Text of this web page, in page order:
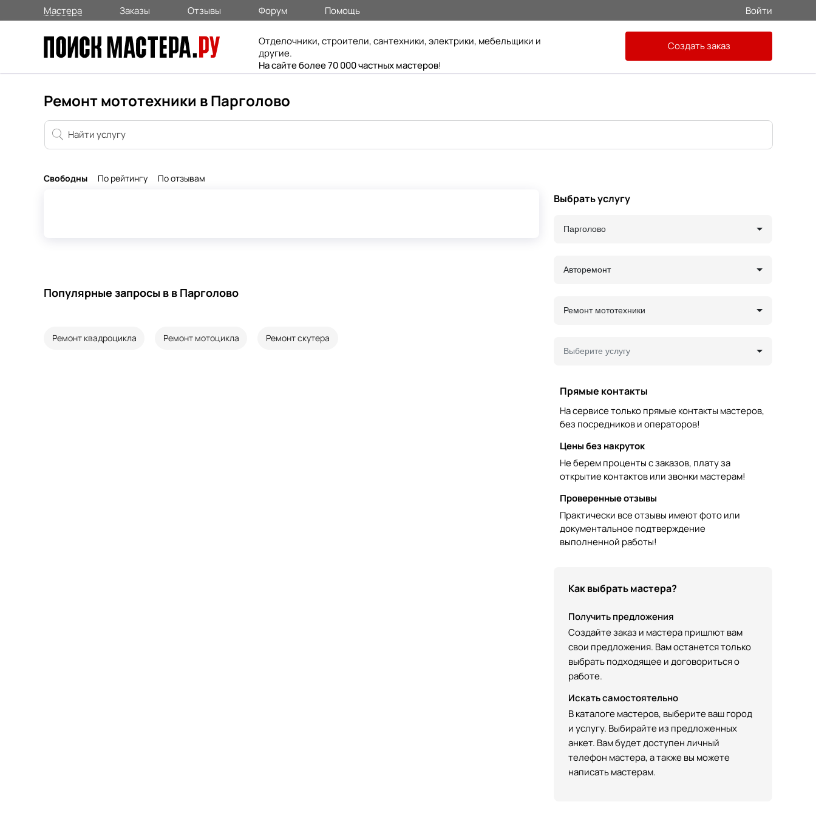
Мастера Заказы Отзывы Форум Помощь Войти
Отделочники, строители, сантехники, электрики, мебельщики и
другие.
На сайте более 70 000 частных мастеров!
Создать заказ
Ремонт мототехники в Парголово
Свободны По рейтингу По отзывам
Популярные запросы в в Парголово
Ремонт квадроцикла Ремонт мотоцикла Ремонт скутера
Выбрать услугу
Парголово
Авторемонт
Ремонт мототехники
Выберите услугу
Прямые контакты
На сервисе только прямые контакты мастеров,
без посредников и операторов!
Цены без накруток
Не берем проценты с заказов, плату за
открытие контактов или звонки мастерам!
Проверенные отзывы
Практически все отзывы имеют фото или
документальное подтверждение
выполненной работы!
Как выбрать мастера?
Получить предложения
Создайте заказ и мастера пришлют вам
свои предложения. Вам останется только
выбрать подходящее и договориться о
работе.
Искать самостоятельно
В каталоге мастеров, выберите ваш город
и услугу. Выбирайте из предложенных
анкет. Вам будет доступен личный
телефон мастера, а также вы можете
написать мастерам.